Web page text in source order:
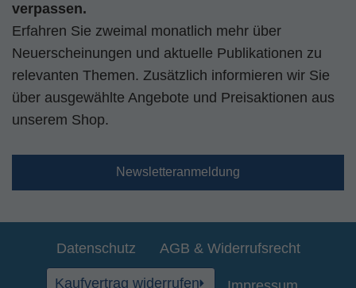
verpassen.
Erfahren Sie zweimal monatlich mehr über
Neuerscheinungen und aktuelle Publikationen zu
relevanten Themen. Zusätzlich informieren wir Sie
über ausgewählte Angebote und Preisaktionen aus
unserem Shop.
Newsletteranmeldung
Datenschutz AGB & Widerrufsrecht
Kaufvertrag widerrufen